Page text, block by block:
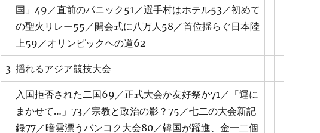
国」49／直前のパニック51／選手村はホテル53／初めて
の聖火リレー55／開会式に八万人58／首位揺らぐ日本陸
上59／オリンピックヘの道62
3 揺れるアジア競技大会
入国拒否された二国69／正式大会か友好祭か71／「運に
まかせて…」73／宗教と政治の影？75／七二の大会新記
録77／暗雲漂うバンコク大会80／韓国が躍進、金一二個